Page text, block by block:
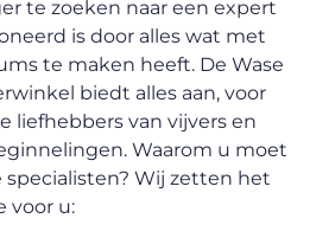
te zoeken naar een expert
is door alles wat met
te maken heeft. De Wase
biedt alles aan, voor
liefhebbers van vijvers en
Waarom u moet
specialisten? Wij zetten het
voor u: